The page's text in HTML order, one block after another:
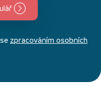
zpracováním osobních